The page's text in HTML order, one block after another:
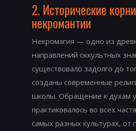
2. Исторические корни
некромантии
Некромагия — одно из
направлений оккультных
существовало задолго до
созданы современные
школы. Обращение к духам
практиковалось во всех
самых разных культурах, от